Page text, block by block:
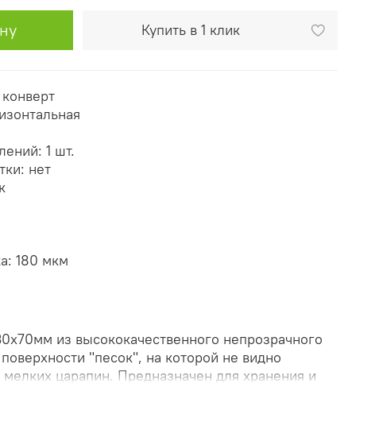
Купить в 1 клик
1 шт.
нет
180 мкм
из высококачественного непрозрачного
"песок", на которой не видно
мелких царапин. Предназначен для хранения и
количества документов. Цвет ZIP-пакета -
розовый, бежевый. Удобная ZIP-